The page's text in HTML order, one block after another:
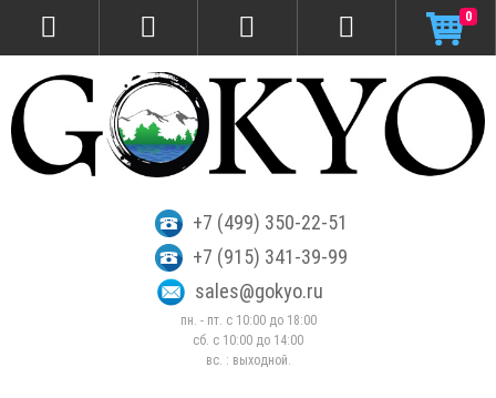
+7 (499) 350-22-51
+7 (915) 341-39-99
sales@gokyo.ru
пн. - пт. с 10:00 до 18:00
сб. c 10:00 до 14:00
вс. : выходной.
0